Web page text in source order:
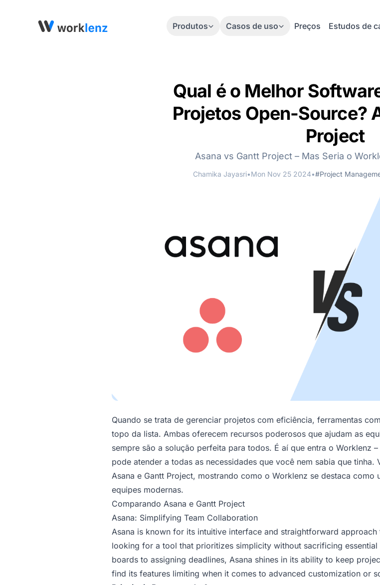
Produtos Casos de uso Preços Estudos de
Qual é o Melhor
Projetos Open-Source?
Project
Asana vs Gantt Project – Mas Seria o
Chamika Jayasri•Mon Nov 25 2024•#Project
Quando se trata de gerenciar projetos com eficiência, ferramentas
topo da lista. Ambas oferecem recursos poderosos que ajudam as
sempre são a solução perfeita para todos. É aí que entra o Worklenz
pode atender a todas as necessidades que você nem sabia que
Asana e Gantt Project, mostrando como o Worklenz se destaca
equipes modernas.
Comparando Asana e Gantt Project
Asana: Simplifying Team Collaboration
Asana is known for its intuitive interface and straightforward
looking for a tool that prioritizes simplicity without sacrificing
boards to assigning deadlines, Asana shines in its ability to keep
find its features limiting when it comes to advanced customization or